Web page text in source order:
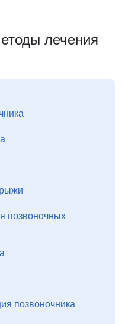
лечения
позвоночных
позвоночника